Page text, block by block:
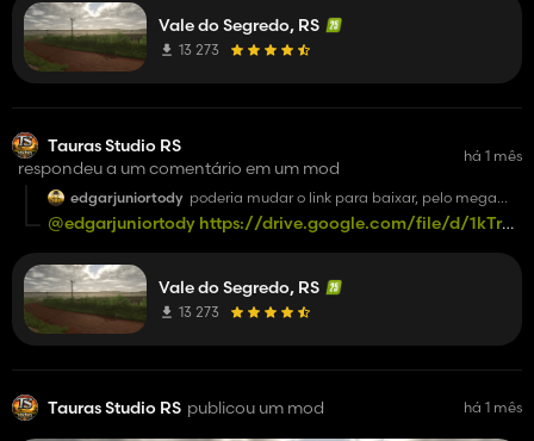
Vale do Segredo, RS
13 273
Tauras Studio RS
respondeu a um comentário em um mod
há 1 mês
edgarjuniortody poderia mudar o link para baixar, pelo mega
fica dando limite excedido.
@edgarjuniortody https://drive.google.com/file/d/
Vale do Segredo, RS
13 273
Tauras Studio RS publicou um mod há 1 mês